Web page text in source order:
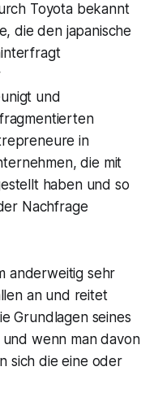
Toyota bekannt
die den japanische
und
in
die mit
haben und so
Nachfrage
anderweitig sehr
an und reitet
Grundlagen seines
wenn man davon
sich die eine oder